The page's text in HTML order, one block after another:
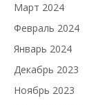
Март 2024
Февраль 2024
Январь 2024
Декабрь 2023
Ноябрь 2023